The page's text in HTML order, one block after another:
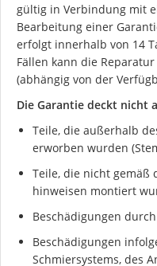
gültig in Verbindung mit
Bearbeitung einer
erfolgt innerhalb von 14
Fällen kann die
(abhängig von der
Die Garantie deckt nicht
Teile, die außerhalb
erworben wurden
Teile, die nicht gemäß
hinweisen montiert
Beschädigungen
Beschädigungen
Schmiersystems, des